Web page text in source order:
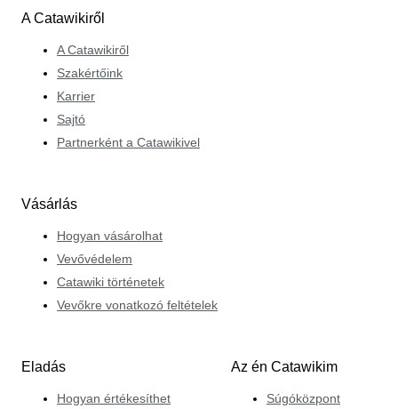
A Catawikiről
A Catawikiről
Szakértőink
Karrier
Sajtó
Partnerként a Catawikivel
Vásárlás
Hogyan vásárolhat
Vevővédelem
Catawiki történetek
Vevőkre vonatkozó feltételek
Eladás
Hogyan értékesíthet
Az én Catawikim
Súgóközpont